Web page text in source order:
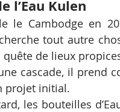
l’Eau Kulen
le Cambodge en
tout autre
quête de lieux
cascade, il prend
projet initial.
les bouteilles